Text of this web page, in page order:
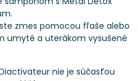
zmes pomocou fľaše alebo
umyté a uterákom vysušené
nie je súčasťou